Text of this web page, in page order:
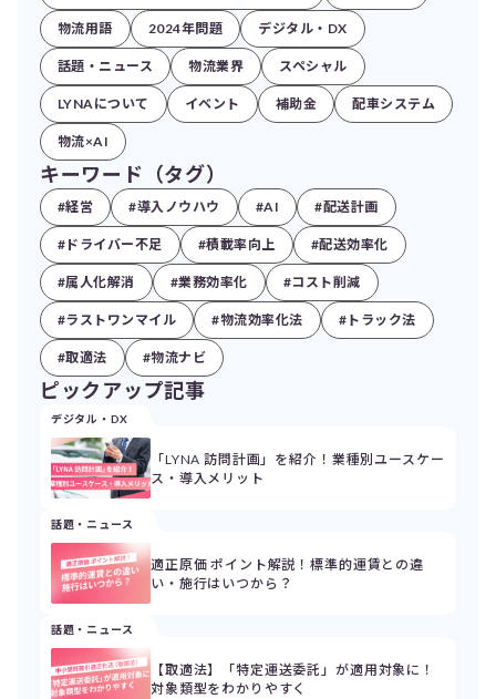
物流用語 2024年問題 デジタル・DX
話題・ニュース 物流業界 スペシャル
LYNAについて イベント 補助金 配車システム
物流×AI
キーワード（タグ）
#経営 #導入ノウハウ #AI #配送計画
#ドライバー不足 #積載率向上 #配送効率化
#属人化解消 #業務効率化 #コスト削減
#ラストワンマイル #物流効率化法 #トラック法
#取適法 #物流ナビ
ピックアップ記事
デジタル・DX
「LYNA 訪問計画」を紹介！業種別ユースケー
ス・導入メリット
話題・ニュース
適正原価 ポイント解説！標準的運賃との違
い・施行はいつから？
話題・ニュース
【取適法】「特定運送委託」が適用対象に！
対象類型をわかりやすく